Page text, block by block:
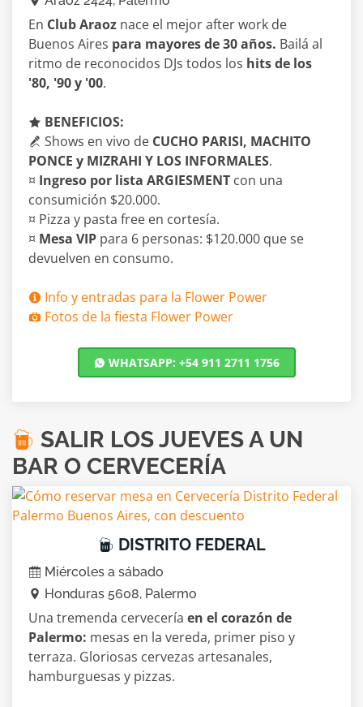
En Club Araoz nace el mejor after work de
Buenos Aires para mayores de 30 años. Bailá al
ritmo de reconocidos DJs todos los hits de los
'80, '90 y '00.
BENEFICIOS:
Shows en vivo de CUCHO PARISI, MACHITO
PONCE y MIZRAHI Y LOS INFORMALES.
¤ Ingreso por lista ARGIESMENT con una
consumición $20.000.
¤ Pizza y pasta free en cortesía.
¤ Mesa VIP para 6 personas: $120.000 que se
devuelven en consumo.
Info y entradas para la Flower Power
Fotos de la fiesta Flower Power
WHATSAPP: +54 911 2711 1756
SALIR LOS JUEVES A UN
BAR O CERVECERÍA
DISTRITO FEDERAL
Miércoles a sábado
Honduras 5608, Palermo
Una tremenda cervecería en el corazón de
Palermo: mesas en la vereda, primer piso y
terraza. Gloriosas cervezas artesanales,
hamburguesas y pizzas.